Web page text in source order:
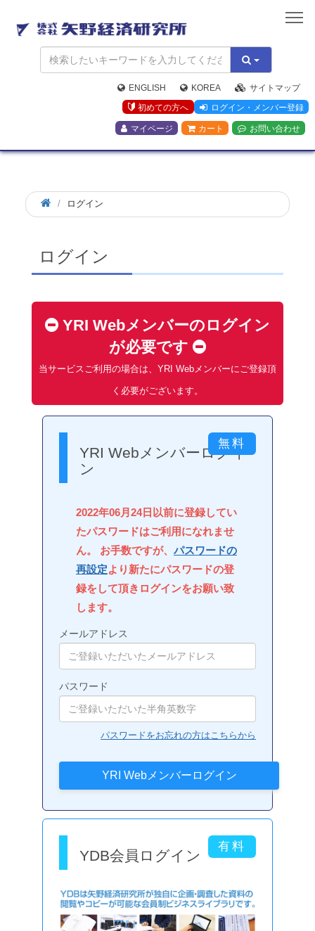
矢
野
経
済
研
究
所
ENGLISH KOREA
サイトマップ
初めての方へ
ログイン・メンバー登録
マイページ カート お問い合わせ
ログイン
ログイン
YRI Webメンバーのログイン
が必要です
当サービスご利用の場合は、YRI Webメンバーにご登録頂
く必要がございます。
YRI Webメンバーログイ
ン
2022年06月24日以前に登録してい
たパスワードはご利用になれませ
ん。 お手数ですが、 パスワードの
再設定より新たにパスワードの登
録をして頂きログインをお願い致
します。
メールアドレス
パスワード
パスワードをお忘れの方はこちらから
YDB会員ログイン